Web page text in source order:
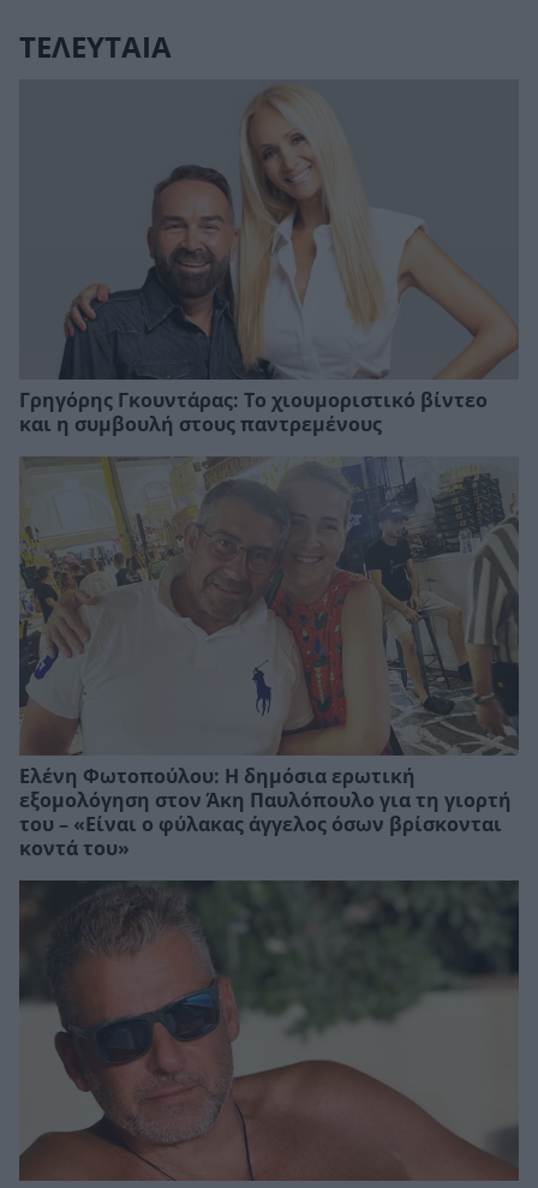
ΤΕΛΕΥΤΑΙΑ
Γρηγόρης Γκουντάρας: Το χιουμοριστικό βίντεο
και η συμβουλή στους παντρεμένους
Ελένη Φωτοπούλου: Η δημόσια ερωτική
εξομολόγηση στον Άκη Παυλόπουλο για τη γιορτή
του – «Είναι ο φύλακας άγγελος όσων βρίσκονται
κοντά του»